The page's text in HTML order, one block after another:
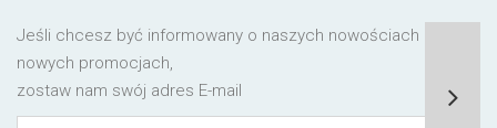
Jeśli chcesz być informowany o naszych nowościach lub o
nowych promocjach,
zostaw nam swój adres E-mail